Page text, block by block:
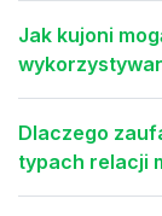
Jak kujoni
Dlaczego
typach relacji